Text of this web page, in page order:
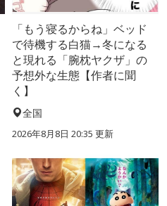
「もう寝るからね」ベッド
で待機する白猫→冬になる
と現れる「腕枕ヤクザ」の
予想外な生態【作者に聞
く】
全国
2026年8月8日 20:35 更新